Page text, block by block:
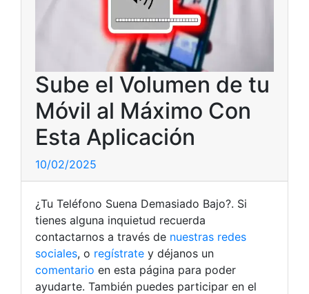
Sube el Volumen de tu
Móvil al Máximo Con
Esta Aplicación
10/02/2025
¿Tu Teléfono Suena Demasiado Bajo?. Si
tienes alguna inquietud recuerda
contactarnos a través de nuestras redes
sociales, o regístrate y déjanos un
comentario en esta página para poder
ayudarte. También puedes participar en el